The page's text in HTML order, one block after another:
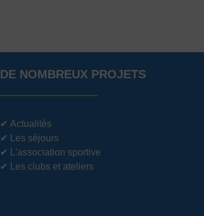
DE NOMBREUX PROJETS
✔Actualités
✔
Les séjours
✔
L'association sportive
✔
Les clubs et ateliers